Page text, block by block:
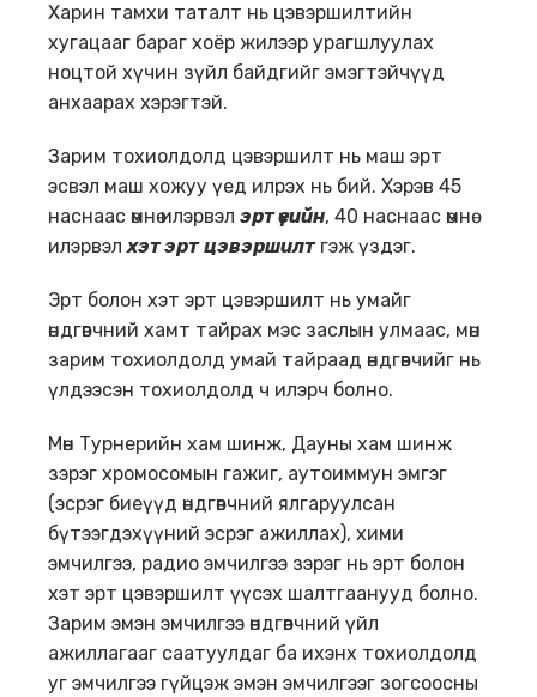
Харин тамхи таталт нь цэвэршилтийн
хугацааг бараг хоёр жилээр урагшлуулах
ноцтой хүчин зүйл байдгийг эмэгтэйчүүд
анхаарах хэрэгтэй.
Зарим тохиолдолд цэвэршилт нь маш эрт
эсвэл маш хожуу үед илрэх нь бий. Хэрэв 45
наснаас өмнө илэрвэл эрт үеийн, 40 наснаас өмнө
илэрвэлхэт эрт цэвэршилтгэж үздэг.
Эрт болон хэт эрт цэвэршилт нь умайг
өндгөвчний хамт тайрах мэс заслын улмаас, мөн
зарим тохиолдолд умай тайраад өндгөвчийг нь
үлдээсэн тохиолдолд ч илэрч болно.
Мөн Турнерийн хам шинж, Дауны хам шинж
зэрэг хромосомын гажиг, аутоиммун эмгэг
(эсрэг биеүүд өндгөвчний ялгаруулсан
бүтээгдэхүүний эсрэг ажиллах), хими
эмчилгээ, радио эмчилгээ зэрэг нь эрт болон
хэт эрт цэвэршилт үүсэх шалтгаанууд болно.
Зарим эмэн эмчилгээ өндгөвчний үйл
ажиллагааг саатуулдаг ба ихэнх тохиолдолд
уг эмчилгээ гүйцэж эмэн эмчилгээг зогсоосны